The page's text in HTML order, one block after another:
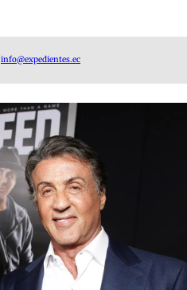
info@expedientes.ec